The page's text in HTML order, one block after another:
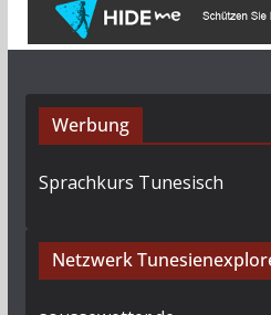
Werbung
Sprachkurs Tunesisch
Netzwerk